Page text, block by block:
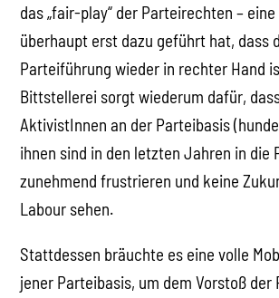
das „fair-play“ der Parteirechten –
überhaupt erst dazu geführt hat, dass
Parteiführung wieder in rechter Hand
Bittstellerei sorgt wiederum dafür,
AktivistInnen an der Parteibasis
ihnen sind in den letzten Jahren in die
zunehmend frustrieren und keine
Labour sehen.
Stattdessen bräuchte es eine volle
jener Parteibasis, um dem Vorstoß der